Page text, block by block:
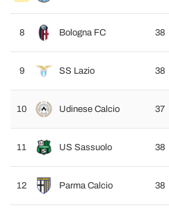
8 Bologna FC 38
9 SS Lazio 38
10 Udinese Calcio 37
11 US Sassuolo 38
12 Parma Calcio 38